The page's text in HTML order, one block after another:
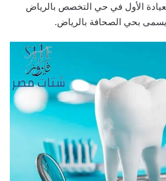
الأول في حي التخصص بالرياض
بحي الصحافة بالرياض.